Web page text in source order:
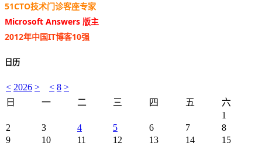
51CTO技术门诊客座专家
Microsoft Answers 版主
2012年中国IT博客10强
日历
< 2026 > < 8 >
日
一 二 三 四 五
六
1
2
3 4 5 6 7
8
9
10 11 12 13 14
15